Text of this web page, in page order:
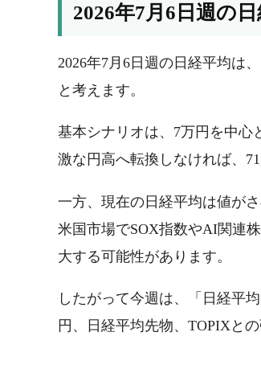
2026年7月6日週の
2026年7月6日週の日経平均は
と考えます。
基本シナリオは、7万円を中
激な円高へ転換しなければ、
一方、現在の日経平均は値が
米国市場でSOX指数やAI関連
大する可能性があります。
したがって今週は、「日経平
円、日経平均先物、TOPIXと